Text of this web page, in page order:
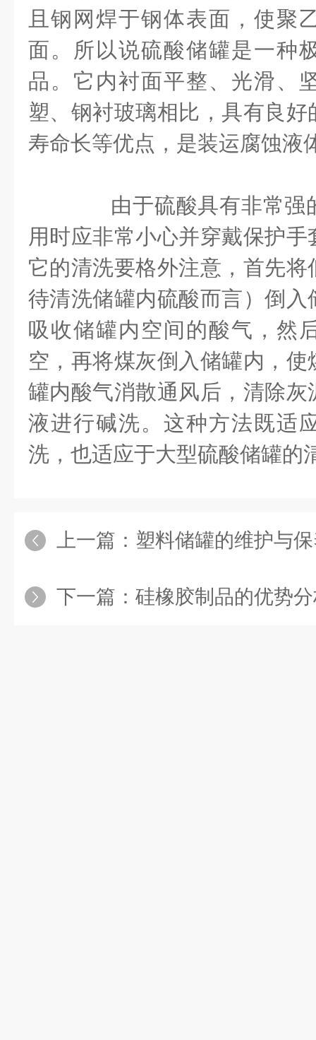
且钢网焊于钢体表面，使聚
面。所以说硫酸储罐是一种
品。它内衬面平整、光滑、
塑、钢衬玻璃相比，具有良
寿命长等优点，是装运腐蚀液
由于硫酸具有非常强
用时应非常小心并穿戴保护
它的清洗要格外注意，首先
待清洗储罐内硫酸而言）倒
吸收储罐内空间的酸气，然
空，再将煤灰倒入储罐内，
罐内酸气消散通风后，清除
液进行碱洗。这种方法既适
洗，也适应于大型硫酸储罐的
上一篇： 塑料储罐的维护与
下一篇： 硅橡胶制品的优势